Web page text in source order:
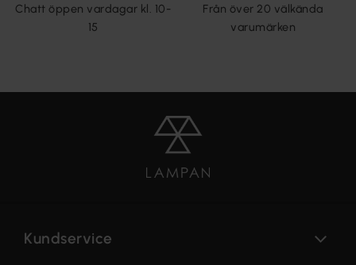
Chatt öppen vardagar kl. 10-
15
Från över 20 välkända
varumärken
Kundservice